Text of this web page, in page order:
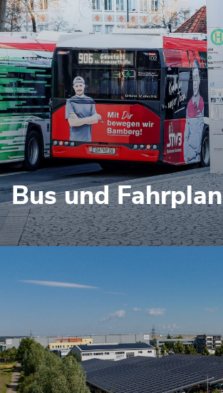
Bus und Fahrplan